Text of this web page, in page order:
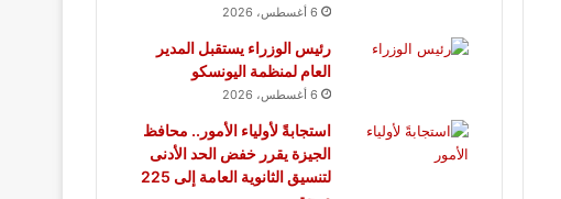
6 أغسطس، 2026
رئيس الوزراء يستقبل المدير
العام لمنظمة اليونسكو
6 أغسطس، 2026
استجابةً لأولياء الأمور.. محافظ
الجيزة يقرر خفض الحد الأدنى
لتنسيق الثانوية العامة إلى 225